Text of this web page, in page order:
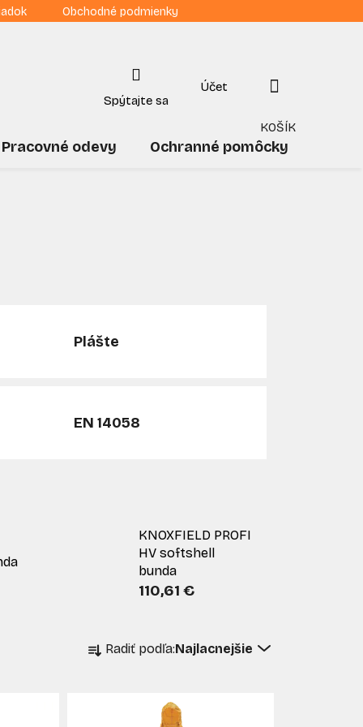
Obchodné podmienky
NÁKUPNÝ
KOŠÍK
Pracovné odevy Ochranné pomôcky
Plášte
EN 14058
KNOXFIELD PROFI
HV softshell
bunda
110,61 €
a Radiť podľa:Najlacnejšie